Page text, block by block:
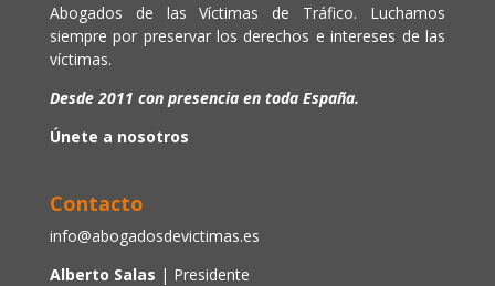
Abogados de las Víctimas de Tráfico. Luchamos
siempre por preservar los derechos e intereses de las
víctimas.
Desde 2011 con presencia en toda España.
Únete a nosotros
Contacto
info@abogadosdevictimas.es
Alberto Salas | Presidente